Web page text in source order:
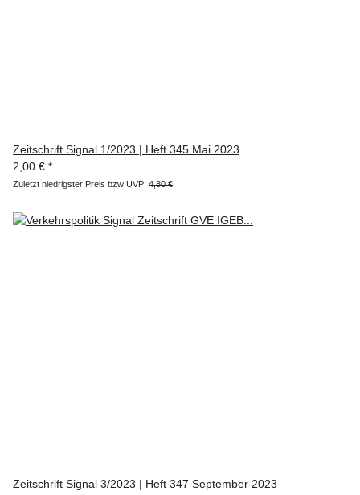
Zeitschrift Signal 1/2023 | Heft 345 Mai 2023
2,00 € *
Zuletzt niedrigster Preis bzw UVP: 4,80 €
Zeitschrift Signal 3/2023 | Heft 347 September 2023